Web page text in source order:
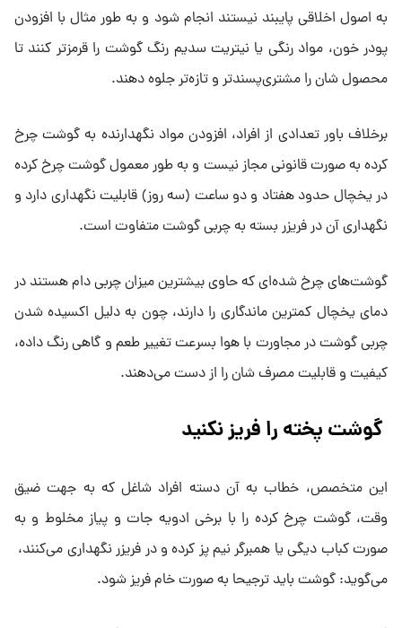
به اصول اخلاقی پایبند نیستند انجام شود و به طور مثال با افزودن
پودر خون، مواد رنگی یا نیتریت سدیم رنگ گوشت را قرمزتر کنند تا
محصول شان را مشتری‌پسندتر و تازه‌تر جلوه دهند.
برخلاف باور تعدادی از افراد، افزودن مواد نگهدارنده به گوشت چرخ
کرده به صورت قانونی مجاز نیست و به طور معمول گوشت چرخ کرده
در یخچال حدود هفتاد و دو ساعت (سه روز) قابلیت نگهداری دارد و
نگهداری آن در فریزر بسته به چربی گوشت متفاوت است.
گوشت‌های چرخ شده‌ای که حاوی بیشترین میزان چربی دام هستند در
دمای یخچال کمترین ماندگاری را دارند، چون به دلیل اکسیده شدن
چربی گوشت در مجاورت با هوا بسرعت تغییر طعم و گاهی رنگ داده،
کیفیت و قابلیت مصرف شان را از دست می‌دهند.
گوشت پخته را فریز نکنید
این متخصص، خطاب به آن دسته افراد شاغل که به جهت ضیق
وقت، گوشت چرخ کرده را با برخی ادویه جات و پیاز مخلوط و به
صورت کباب دیگی یا همبرگر نیم پز کرده و در فریزر نگهداری می‌کنند،
می‌گوید: گوشت باید ترجیحا به صورت خام فریز شود.